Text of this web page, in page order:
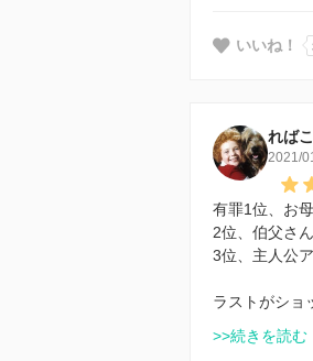
いいね！
れば
2021/
有罪1位、お
2位、伯父さ
3位、主人公
ラストがショ
>>続きを読む